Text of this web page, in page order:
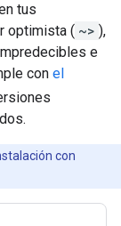
tus
optimista ( ~> ),
e
con el
con